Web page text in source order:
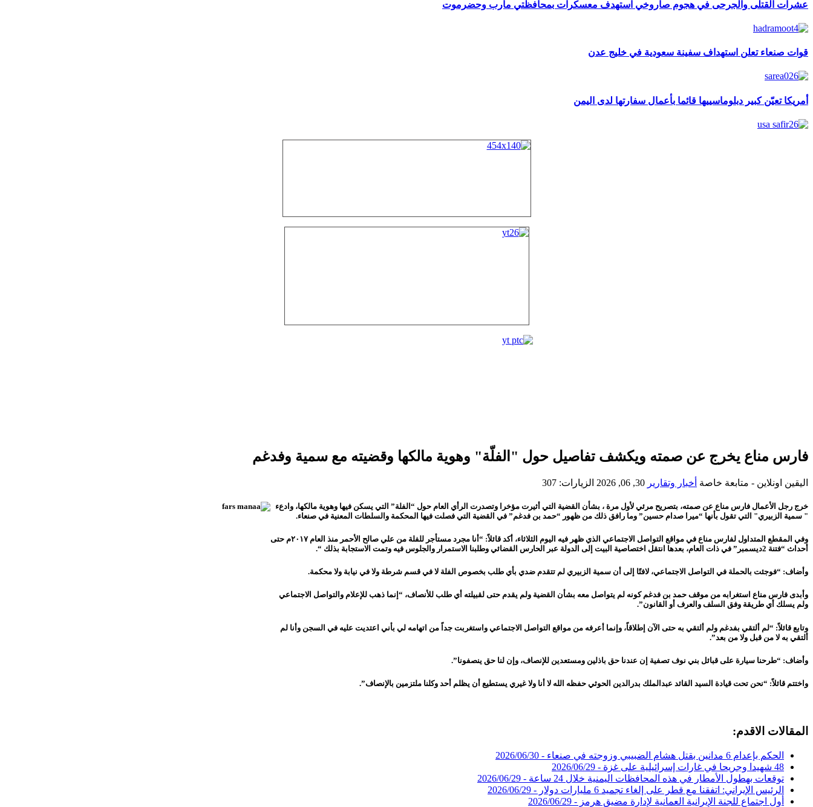
عشرات القتلى والجرحى في هجوم صاروخي استهدف معسكرات بمحافظتي مأرب وحضرموت
قوات صنعاء تعلن استهداف سفينة سعودية في خليج عدن
أمريكا تعيّن كبير دبلوماسييها قائما بأعمال سفارتها لدى اليمن
فارس مناع يخرج عن صمته ويكشف تفاصيل حول "الفلّة" وهوية مالكها وقضيته مع سمية وفدغم
اليقين اونلاين - متابعة خاصة أخبار وتقارير 30, 06, 2026 الزيارات: 307
خرج رجل الأعمال فارس مناع عن صمته، بتصريح مرئي لأول مرة ، بشأن القضية التي أثيرت مؤخرا وتصدرت الرأي العام حول “الفلة” التي يسكن فيها وهوية مالكها، وادعء
" سمية الزبيري" التي تقول بأنها “ميرا صدام حسين” وما رافق ذلك من ظهور “حمد بن فدغم” في القضية التي فصلت فيها المحكمة والسلطات المعنية في صنعاء.
وفي المقطع المتداول لفارس مناع في مواقع التواصل الاجتماعي الذي ظهر فيه اليوم الثلاثاء، أكد قائلاً: “أنا مجرد مستأجر للفلة من علي صالح الأحمر منذ العام ٢٠١٧م حتى
أحداث “فتنة 2ديسمبر” في ذات العام، بعدها انتقل اختصاصية البيت إلى الدولة عبر الحارس القضائي وطلبنا الاستمرار والجلوس فيه وتمت الاستجابة بذلك “.
وأضاف: “فوجئت بالحملة في التواصل الاجتماعي، لافتًا إلى أن سمية الزبيري لم تتقدم ضدي بأي طلب بخصوص الفلة لا في قسم شرطة ولا في نيابة ولا محكمة.
وأبدى فارس مناع استغرابه من موقف حمد بن فدغم كونه لم يتواصل معه بشأن القضية ولم يقدم حتى لقبيلته أي طلب للأنصاف، “إنما ذهب للإعلام والتواصل الاجتماعي
ولم يسلك أي طريقة وفق السلف والعرف أو القانون”.
وتابع قائلاً: “لم ألتقي بفدغم ولم ألتقي به حتى الآن إطلاقاً، وإنما أعرفه من مواقع التواصل الاجتماعي واستغربت جداً من اتهامه لي بأني اعتديت عليه في السجن وأنا لم
ألتقي به لا من قبل ولا من بعد”.
وأضاف: “طرحنا سيارة على قبائل بني نوف تصفية إن عندنا حق باذلين ومستعدين للإنصاف، وإن لنا حق ينصفونا”.
واختتم قائلاً: “نحن تحت قيادة السيد القائد عبدالملك بدرالدين الحوثي حفظه الله لا أنا ولا غيري يستطيع أن يظلم أحد وكلنا ملتزمين بالإنصاف”.
المقالات الاقدم:
الحكم بإعدام 6 مدانين بقتل هشام الضبيبي وزوجته في صنعاء -
2026/06/30
48 شهيدا وجريحا في غارات إسرائيلية على غزة -
2026/06/29
توقعات بهطول الأمطار في هذه المحافظات اليمنية خلال 24 ساعة -
2026/06/29
الرئيس الإيراني: اتفقنا مع قطر على إلغاء تجميد 6 مليارات دولار -
2026/06/29
أول اجتماع للجنة الإيرانية العمانية لإدارة مضيق هرمز - 2026/06/29